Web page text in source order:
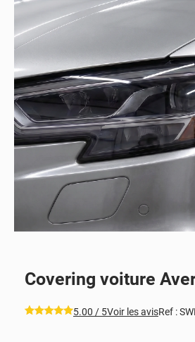
Covering voiture
*****
5.00 / 5Voir les avisRef :